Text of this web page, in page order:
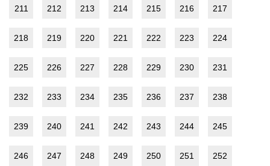
211 212 213 214 215 216 217
218 219 220 221 222 223 224
225 226 227 228 229 230 231
232 233 234 235 236 237 238
239 240 241 242 243 244 245
246 247 248 249 250 251 252